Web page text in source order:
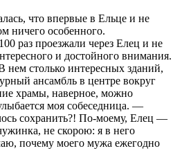
что впервые в Ельце и не
ничего особенного.
раз проезжали через Елец и не
и достойного внимания.
нем столько интересных зданий,
ансамбль в центре вокруг
храмы, наверное, можно
моя собеседница. —
сохранить?! По-моему, Елец —
не скорою: я в него
почему моего мужа ежегодно